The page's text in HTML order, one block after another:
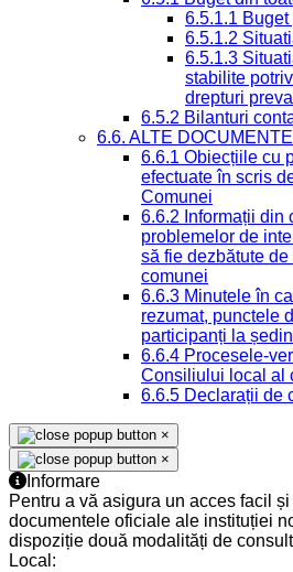
6.5.1.1
6.5.1.2
6.5.1.3
stabilite
drepturi
6.5.2 Bilanturi
6.6. ALTE DOCUMENTE
6.6.1 Obiecțiile cu
efectuate în scris
Comunei
6.6.2 Informații din
problemelor de
să fie dezbătute
comunei
6.6.3 Minutele în
rezumat, punctele
participanți la
6.6.4 Procesele-
Consiliului local al
6.6.5 Declarații de
×
×
Informare
Pentru a vă asigura un acces facil
documentele oficiale ale instituției
dispoziție două modalități de
Local: